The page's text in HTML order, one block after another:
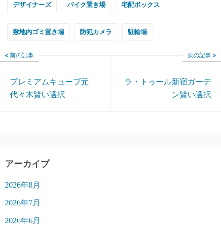
デザイナーズ バイク置き場 宅配ボックス
敷地内ゴミ置き場 防犯カメラ 駐輪場
前の記事
プレミアムキューブ元
代々木賢い選択
次の記事
ラ・トゥール新宿ガーデ
ン賢い選択
アーカイブ
2026年8月
2026年7月
2026年6月